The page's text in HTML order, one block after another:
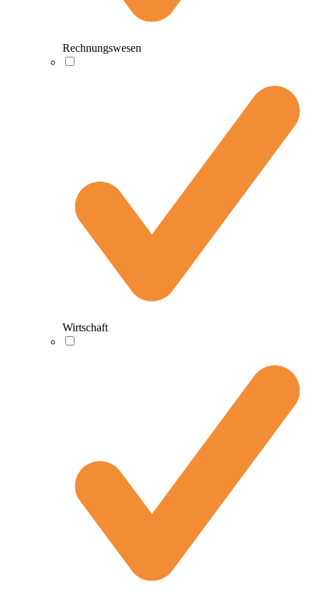
Rechnungswesen
Wirtschaft